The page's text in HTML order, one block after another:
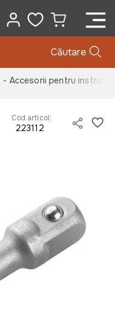
Căutare
- Accesorii pentru
Cod articol:
223112